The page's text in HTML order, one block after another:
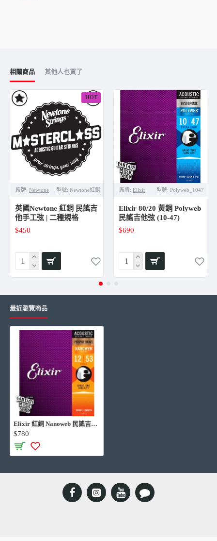
相關商品 其他人也買了
HOT
廠牌: Newtone 型號: Newtone紅銅
英國Newtone 紅銅 民謠吉
他手工弦 | 二種規格
$450
廠牌: Elixir 型號: Polyweb_1047
Elixir 80/20 黃銅 Polyweb
民謠吉他弦 (10-47)
$690
最近瀏覽商品
Elixir 紅銅 Nanoweb 民謠吉他弦 (12-53)
$780